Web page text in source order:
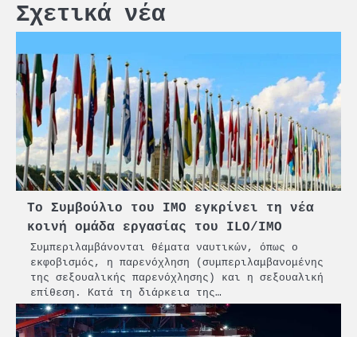
Σχετικά νέα
Το Συμβούλιο του ΙΜΟ εγκρίνει τη νέα
κοινή ομάδα εργασίας του ILO/IMO
Συμπεριλαμβάνονται θέματα ναυτικών, όπως ο
εκφοβισμός, η παρενόχληση (συμπεριλαμβανομένης
της σεξουαλικής παρενόχλησης) και η σεξουαλική
επίθεση. Κατά τη διάρκεια της…